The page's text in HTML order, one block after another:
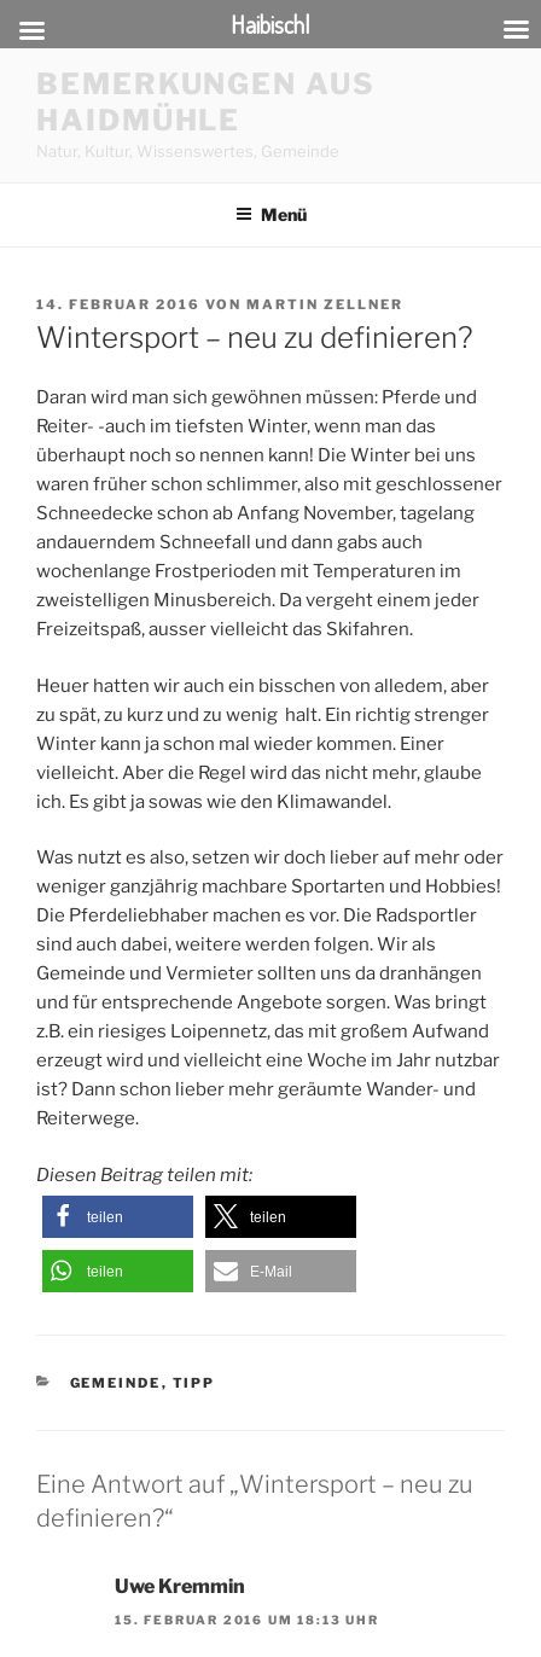
Inhalt
springen
BEMERKUNGEN AUS
HAIDMÜHLE
Natur, Kultur, Wissenswertes, Gemeinde
Menü
VERÖFFENTLICHT
AM
14. FEBRUAR 2016 VON MARTIN ZELLNER
Wintersport – neu zu definieren?
Daran wird man sich gewöhnen müssen: Pferde und
Reiter- -auch im tiefsten Winter, wenn man das
überhaupt noch so nennen kann! Die Winter bei uns
waren früher schon schlimmer, also mit geschlossener
Schneedecke schon ab Anfang November, tagelang
andauerndem Schneefall und dann gabs auch
wochenlange Frostperioden mit Temperaturen im
zweistelligen Minusbereich. Da vergeht einem jeder
Freizeitspaß, ausser vielleicht das Skifahren.
Heuer hatten wir auch ein bisschen von alledem, aber
zu spät, zu kurz und zu wenig halt. Ein richtig strenger
Winter kann ja schon mal wieder kommen. Einer
vielleicht. Aber die Regel wird das nicht mehr, glaube
ich. Es gibt ja sowas wie den Klimawandel.
Was nutzt es also, setzen wir doch lieber auf mehr oder
weniger ganzjährig machbare Sportarten und Hobbies!
Die Pferdeliebhaber machen es vor. Die Radsportler
sind auch dabei, weitere werden folgen. Wir als
Gemeinde und Vermieter sollten uns da dranhängen
und für entsprechende Angebote sorgen. Was bringt
z.B. ein riesiges Loipennetz, das mit großem Aufwand
erzeugt wird und vielleicht eine Woche im Jahr nutzbar
ist? Dann schon lieber mehr geräumte Wander- und
Reiterwege.
Diesen Beitrag teilen mit:
teilen teilen
teilen E-Mail
KATEGORIEN
GEMEINDE , TIPP
Eine Antwort auf „Wintersport – neu zu
definieren?“
Uwe Kremmin
15. FEBRUAR 2016 UM 18:13 UHR
Haibischl